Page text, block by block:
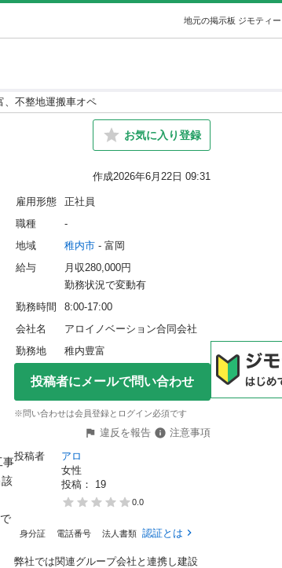
地元の掲示板 ジモティー
、不整地運搬車オペ
お気に入り登録
作成2026年6月22日 09:31
事
雇用形態
正社員
職種
-
地域
稚内市 - 富岡
給与
月収280,000円
勤務状況で変動有
勤務時間
8:00-17:00
会社名
アロイノベーション合同会社
勤務地
稚内豊富
投稿者にメールで問い合わせ
※問い合わせは会員登録とログイン必須です
違反を報告
注意事項
投稿者
アロ
女性
投稿： 19
0.0
身分証 電話番号 法人書類 認証とは
弊社では関連グループ会社と連携し建設